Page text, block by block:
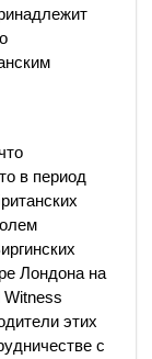
в период
Лондона на
этих
с